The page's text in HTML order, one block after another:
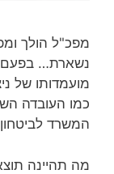
מפכ"ל הולך
נשארת… בפעם
מועמדותו של
כמו העובדה
המשרד
מה תהיינה